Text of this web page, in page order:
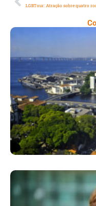
Ilha Das
Escondido No